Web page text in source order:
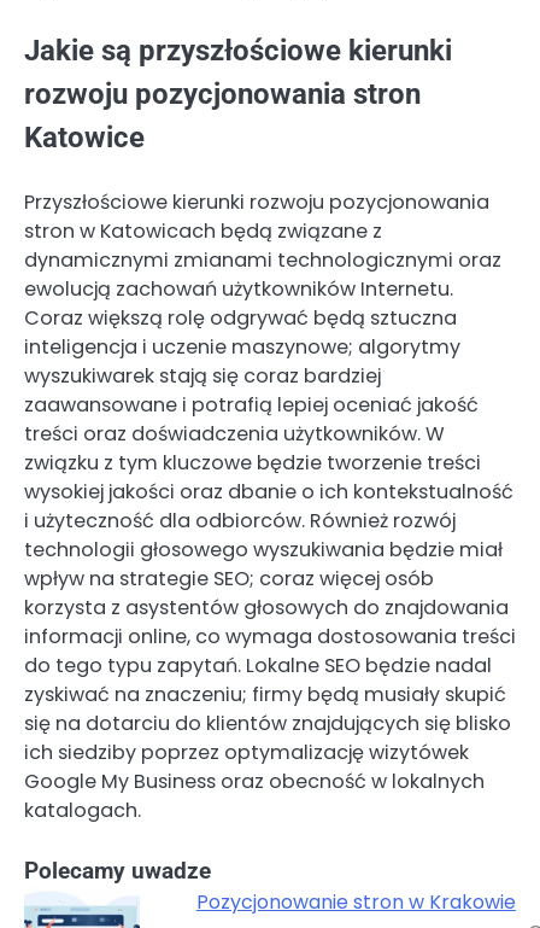
Jakie są przyszłościowe kierunki
rozwoju pozycjonowania stron
Katowice
Przyszłościowe kierunki rozwoju pozycjonowania
stron w Katowicach będą związane z
dynamicznymi zmianami technologicznymi oraz
ewolucją zachowań użytkowników Internetu.
Coraz większą rolę odgrywać będą sztuczna
inteligencja i uczenie maszynowe; algorytmy
wyszukiwarek stają się coraz bardziej
zaawansowane i potrafią lepiej oceniać jakość
treści oraz doświadczenia użytkowników. W
związku z tym kluczowe będzie tworzenie treści
wysokiej jakości oraz dbanie o ich kontekstualność
i użyteczność dla odbiorców. Również rozwój
technologii głosowego wyszukiwania będzie miał
wpływ na strategie SEO; coraz więcej osób
korzysta z asystentów głosowych do znajdowania
informacji online, co wymaga dostosowania treści
do tego typu zapytań. Lokalne SEO będzie nadal
zyskiwać na znaczeniu; firmy będą musiały skupić
się na dotarciu do klientów znajdujących się blisko
ich siedziby poprzez optymalizację wizytówek
Google My Business oraz obecność w lokalnych
katalogach.
Polecamy uwadze
Pozycjonowanie stron w Krakowie